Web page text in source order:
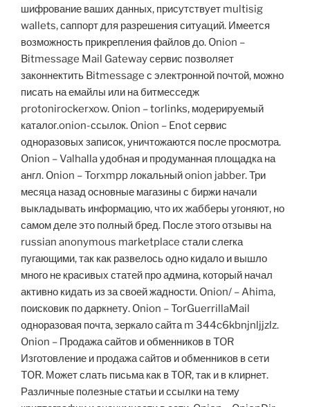
шифрование ваших данных, присутствует multisig
wallets, саппорт для разрешения ситуаций. Имеется
возможность прикрепления файлов до. Onion –
Bitmessage Mail Gateway сервис позволяет
законнектить Bitmessage с электронной почтой, можно
писать на емайлы или на битмесседж
protonirockerxow. Onion – torlinks, модерируемый
каталог.onion-ссылок. Onion – Enot сервис
одноразовых записок, уничтожаются после просмотра.
Onion – Valhalla удобная и продуманная площадка на
англ. Onion – Torxmpp локальный onion jabber. Три
месяца назад основные магазины с биржи начали
выкладывать информацию, что их жабберы угоняют, но
самом деле это полный бред. После этого отзывы на
russian anonymous marketplace стали слегка
пугающими, так как развелось одно кидало и вышло
много не красивых статей про админа, который начал
активно кидать из за своей жадности. Onion/ – Ahima,
поисковик по даркнету. Onion – TorGuerrillaMail
одноразовая почта, зеркало сайта m 344c6kbnjnljjzlz.
Onion – Продажа сайтов и обменников в TOR
Изготовление и продажа сайтов и обменников в сети
TOR. Может слать письма как в TOR, так и в клирнет.
Различные полезные статьи и ссылки на тему